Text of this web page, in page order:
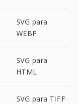
SVG para
WEBP
SVG para
HTML
SVG para TIFF